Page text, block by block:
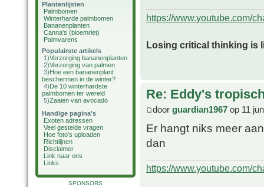
Plantenlijsten
Palmbomen
Winterharde palmbomen
Bananenplanten
Canna's (bloemriet)
Palmvarens
Populairste artikels
1)Verzorging bananenplanten
2)Verzorging van palmen
3)Hoe een bananenplant
beschermen in de winter?
4)De 10 winterhardste
palmbomen ter wereld
5)Zaaien van avocado
Handige pagina's
Exoten adressen
Veel gestelde vragen
Hoe foto's uploaden
Richtlijnen
Disclaimer
Link naar ons
Links
SPONSORS
https://www.youtube.com/
Losing critical thinking is
Re: Eddy's
door guardian1967 op 11
Er hangt niks meer
dan
https://www.youtube.com/